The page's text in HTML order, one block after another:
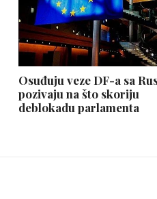
Osuđuju veze DF-a sa
pozivaju na što skoriju
deblokadu parlamenta